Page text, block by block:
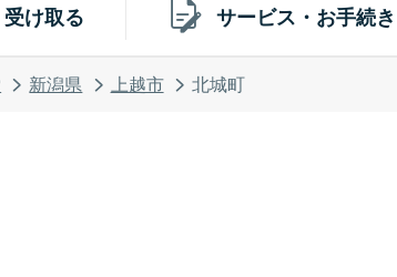
受け取る サービス・お手続き
新潟県 上越市 北城町